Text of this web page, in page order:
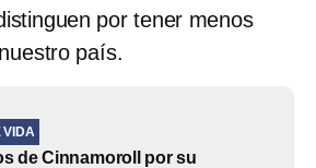
por tener menos
país.
VIDA
de Cinnamoroll por su